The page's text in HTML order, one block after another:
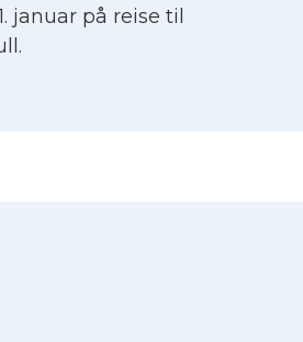
januar på reise til